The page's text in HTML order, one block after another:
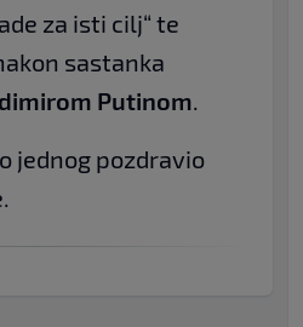
za isti cilj“ te
sastanka
Putinom
jednog pozdravio